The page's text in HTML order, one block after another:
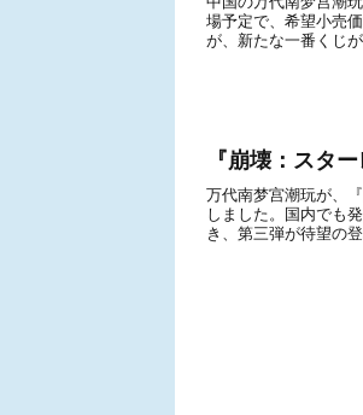
場予定で、希望小売
が、新たな一番くじ
『崩壊：スタ
万代南梦宫潮玩が、
しました。国内でも
き、第三弾が待望の